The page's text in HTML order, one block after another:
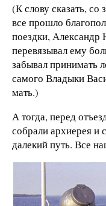
(К слову сказать,
все прошло
поездки, Александр
перевязывал ему
забывал принимать
самого Владыки
мать.)
А тогда, перед
собрали архиерея и
далекий путь. Все